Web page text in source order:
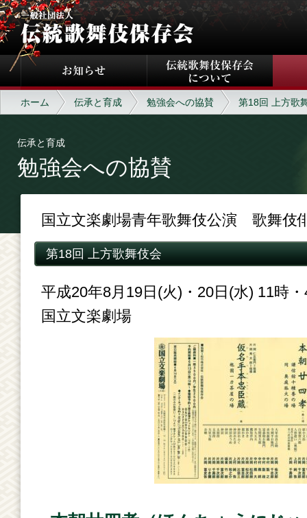
ホーム 伝承と育成 勉強会への協賛 第18回 上方歌
伝承と育成
勉強会への協賛
国立文楽劇場青年歌舞伎公演 歌舞伎
第18回 上方歌舞伎会
平成20年8月19日(火)・20日(水) 11時
国立文楽劇場